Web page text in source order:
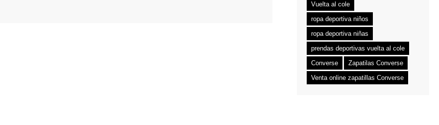
Vuelta al cole
ropa deportiva niños
ropa deportiva niñas
prendas deportivas vuelta al cole
Converse
Zapatilas Converse
Venta online zapatillas Converse